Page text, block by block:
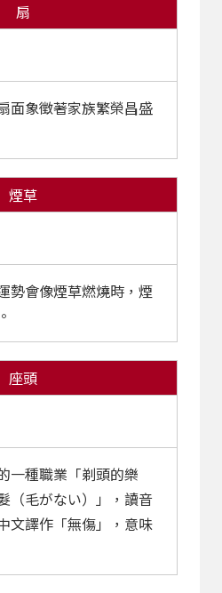
扇
面象徵著家族繁榮昌盛
煙草
勢會像煙草燃燒時，煙
座頭
一種職業「剃頭的樂
（毛がない）」，讀音
文譯作「無傷」，意味